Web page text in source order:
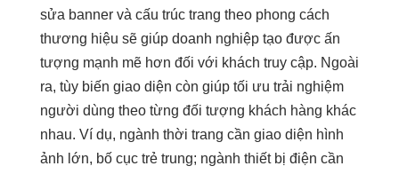
sửa banner và cấu trúc trang theo phong cách
thương hiệu sẽ giúp doanh nghiệp tạo được ấn
tượng mạnh mẽ hơn đối với khách truy cập. Ngoài
ra, tùy biến giao diện còn giúp tối ưu trải nghiệm
người dùng theo từng đối tượng khách hàng khác
nhau. Ví dụ, ngành thời trang cần giao diện hình
ảnh lớn, bố cục trẻ trung; ngành thiết bị điện cần